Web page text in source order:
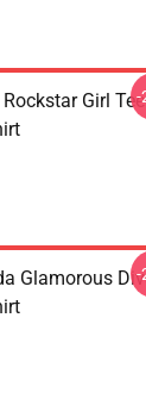
Girl Tee
-
Glamorous
-